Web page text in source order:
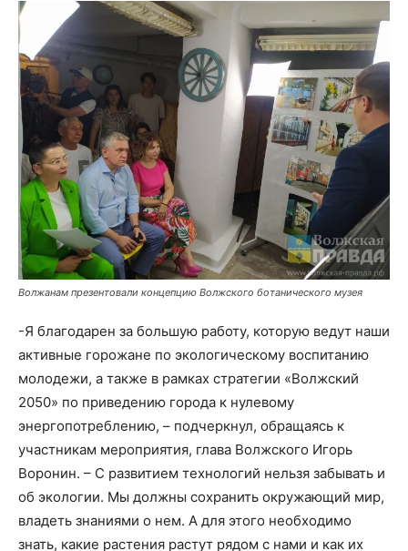
Волжанам презентовали концепцию Волжского ботанического музея
-Я благодарен за большую работу, которую ведут наши
активные горожане по экологическому воспитанию
молодежи, а также в рамках стратегии «Волжский
2050» по приведению города к нулевому
энергопотреблению, – подчеркнул, обращаясь к
участникам мероприятия, глава Волжского Игорь
Воронин. – С развитием технологий нельзя забывать и
об экологии. Мы должны сохранить окружающий мир,
владеть знаниями о нем. А для этого необходимо
знать, какие растения растут рядом с нами и как их